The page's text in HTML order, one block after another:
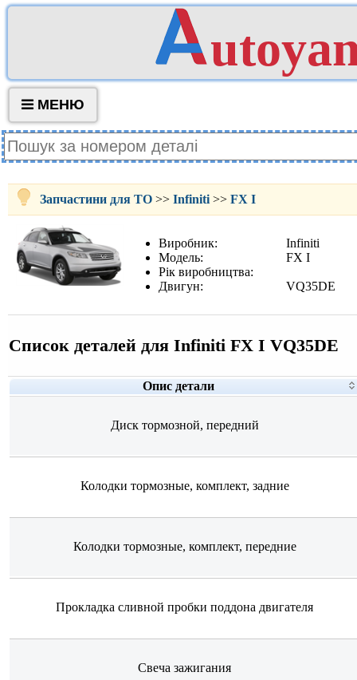
МЕНЮ
Запчастини для ТО >> Infiniti >> FX I
Виробник:
Infiniti
Модель:
FX I
Рік виробництва:
Двигун:
VQ35DE
Список деталей для Infiniti FX I VQ35DE
Опис детали
Диск тормозной, передний
Колодки тормозные, комплект, задние
Колодки тормозные, комплект, передние
Прокладка сливной пробки поддона двигателя
Свеча зажигания